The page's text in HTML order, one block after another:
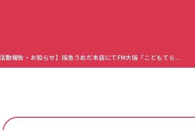
活動報告・お知らせ】阪急うめだ本店にてFM大阪「こどもてら...